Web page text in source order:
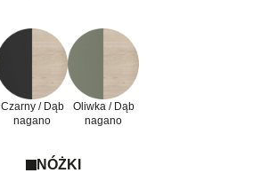
Czarny / Dąb
nagano
Oliwka / Dąb
nagano
NÓŻKI